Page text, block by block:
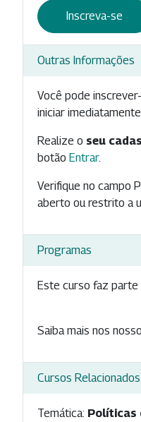
Inscreva-se
Outras Informações
Você pode
iniciar imediatamente.
Realize o seu
botão Entrar.
Verifique no campo
aberto ou restrito a
Programas
Este curso faz
Saiba mais nos
Cursos Relacionados
Temática: Políticas